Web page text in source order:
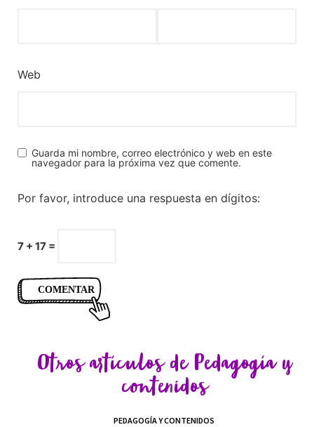
Web
Guarda mi nombre, correo electrónico y web en este
navegador para la próxima vez que comente.
Por favor, introduce una respuesta en dígitos:
7 + 17 =
Otros artículos dePedagogía y
contenidos
PEDAGOGÍA Y CONTENIDOS